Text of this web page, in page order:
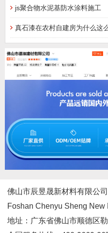
js聚合物水泥基防水涂料施工
真石漆在农村自建房为什么这
佛山市辰昱晟新材料有限公司
Foshan Chenyu Sheng New
地址：广东省佛山市顺德区